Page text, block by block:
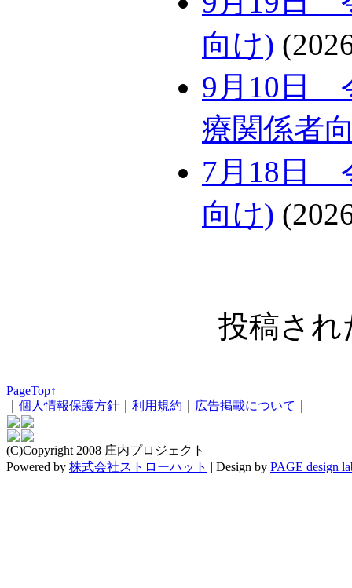
向け)
9月10日
療関係者
7月18日
向け)
投稿され
PageTop↑
個人情報保護方針 利用規約 広告掲載について
(C)Copyright 2008 庄内プロジェクト
Powered by 株式会社ストローハット | Design by PAGE design